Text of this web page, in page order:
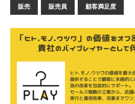
販売 販売員 顧客満足度